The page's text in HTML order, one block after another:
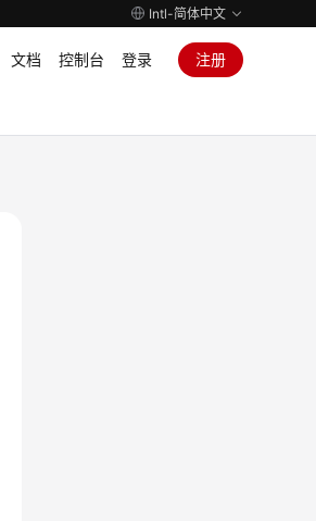
Intl-简体中文
文档 控制台 登录 注册